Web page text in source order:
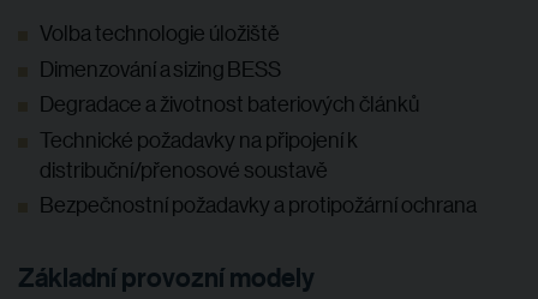
Volba technologie úložiště
Dimenzování a sizing BESS
Degradace a životnost bateriových článků
Technické požadavky na připojení k
distribuční/přenosové soustavě
Bezpečnostní požadavky a protipožární ochrana
Základní provozní modely